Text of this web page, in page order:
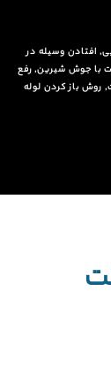
, افتادن وسیله در
با جوش شیرین,رفع
, روش باز کردن لوله